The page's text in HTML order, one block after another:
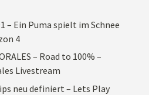
– Ein Puma spielt im Schnee
4
– Road to 100% –
Livestream
neu definiert – Lets Play